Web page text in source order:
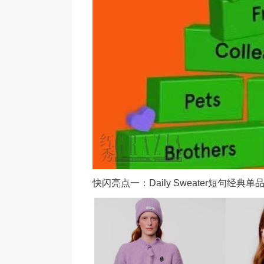
快闪亮点一：Daily Sweater短句经典单品